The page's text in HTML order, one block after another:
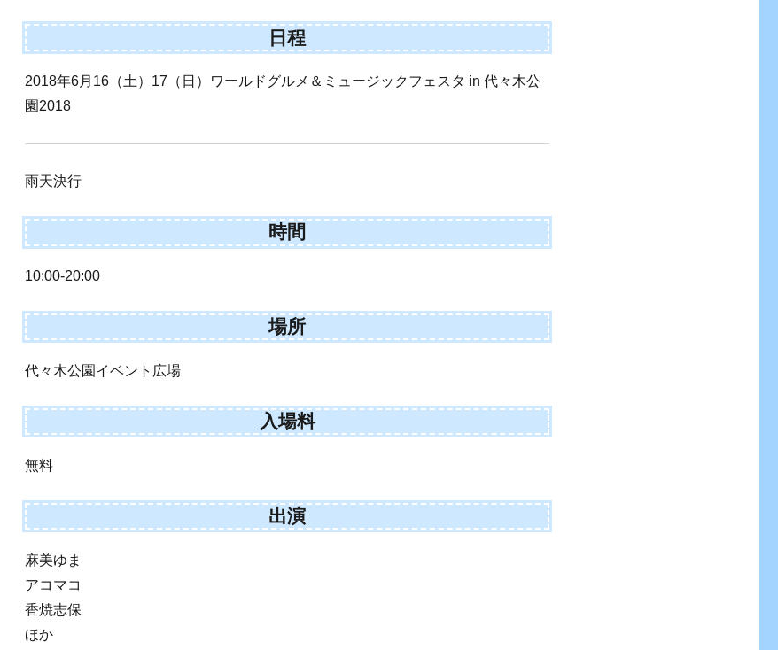
日程
2018年6月16（土）17（日）ワールドグルメ＆ミュージックフェスタ in 代々木公
園2018
雨天決行
時間
10:00-20:00
場所
代々木公園イベント広場
入場料
無料
出演
麻美ゆま
アコマコ
香焼志保
ほか